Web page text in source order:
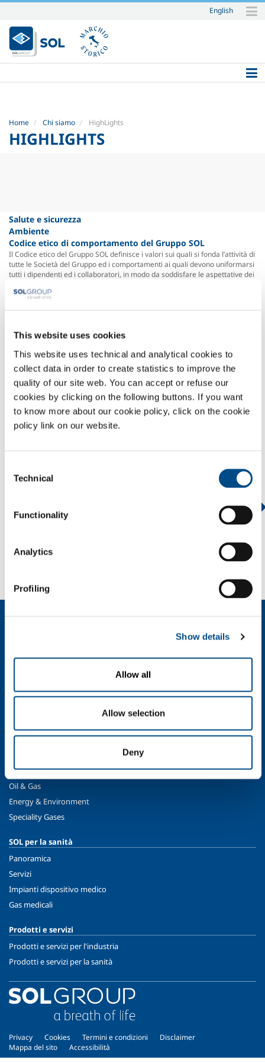
This website uses cookies
This website uses technical and analytical cookies to
collect data in order to create statistics to improve the
quality of our site web. You can accept or refuse our
cookies by clicking on the following buttons. If you want
to know more about our cookie policy, click on the cookie
policy link on our website.
Selection
Technical
Functionality
Analytics
Profiling
Show details
Allow all
Allow selection
Deny
Salta
ai
contenuti.
|
alla
English
Home Chi siamo HighLights
HIGHLIGHTS
Salute e sicurezza
Ambiente
Codice etico di comportamento del Gruppo SOL
Il Codice etico del Gruppo SOL definisce i valori sui quali si fonda l’attività di
tutte le Società del Gruppo ed i comportamenti ai quali devono uniformarsi
tutti i dipendenti ed i collaboratori, in modo da soddisfare le aspettative dei
Certificazioni
e scaricate dal sito del Gruppo
Modello di organizzazione, gestione e controllo ex D.Lgs
231/01
A seguito dell’entrata in vigore del Decreto Legislativo 231/01, SOL Spa ha
predisposto ed adottato un Modello di gestione, organizzazione e controllo.
CodiceEticoSOL.pdf
Modello di controllo
Modello_231
WHISTLEBLOWING
SOSTENIBILITÀ
Metal Production
Chemistry & Pharma
Oil & Gas
Energy & Environment
Speciality Gases
SOL per la sanità
Panoramica
Servizi
Impianti dispositivo medico
Gas medicali
Prodotti e servizi
Prodotti e servizi per l'industria
Prodotti e servizi per la sanità
Privacy Cookies Termini e condizioni
Disclaimer
Mappa del sito
Accessibilità